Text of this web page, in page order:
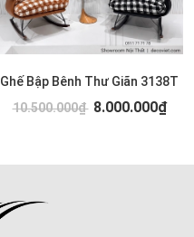
Ghế Bập Bênh Thư Giãn 3138T
10.500.000₫ 8.000.000₫